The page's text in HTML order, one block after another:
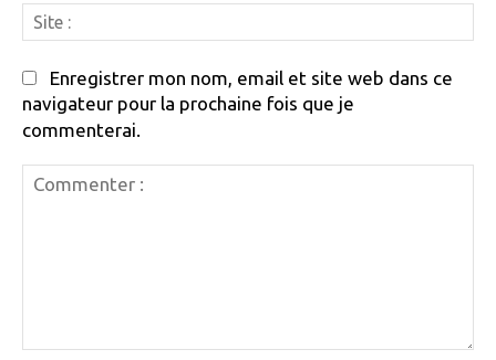
:
Enregistrer mon nom, email et site web dans ce
navigateur pour la prochaine fois que je
commenterai.